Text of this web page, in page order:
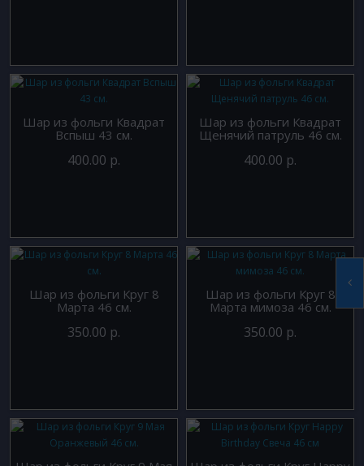
Шар из фольги Квадрат
Вспыш 43 см.
400.00 р.
Шар из фольги Квадрат
Щенячий патруль 46 см.
400.00 р.
Шар из фольги Круг 8
Марта 46 см.
350.00 р.
Шар из фольги Круг 8
Марта мимоза 46 см.
350.00 р.